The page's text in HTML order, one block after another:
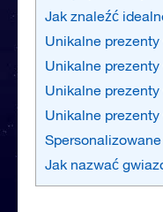
Jak znaleźć
Unikalne
Unikalne
Unikalne
Unikalne
Jak nazwać